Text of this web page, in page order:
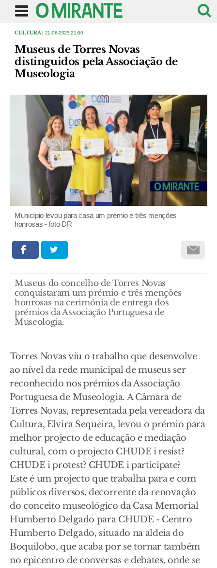
CULTURA | 21-06-2025 21:00
Museus de Torres Novas
distinguidos pela Associação de
Museologia
Município levou para casa um prémio e três menções
honrosas - foto DR
Museus do concelho de Torres Novas
conquistaram um prémio e três menções
honrosas na cerimónia de entrega dos
prémios da Associação Portuguesa de
Museologia.
Torres Novas viu o trabalho que desenvolve
ao nível da rede municipal de museus ser
reconhecido nos prémios da Associação
Portuguesa de Museologia. A Câmara de
Torres Novas, representada pela vereadora da
Cultura, Elvira Sequeira, levou o prémio para
melhor projecto de educação e mediação
cultural, com o projecto CHUDE i resist?
CHUDE i protest? CHUDE i participate?
Este é um projecto que trabalha para e com
públicos diversos, decorrente da renovação
do conceito museológico da Casa Memorial
Humberto Delgado para CHUDE - Centro
Humberto Delgado, situado na aldeia do
Boquilobo, que acaba por se tornar também
no epicentro de conversas e debates, onde se